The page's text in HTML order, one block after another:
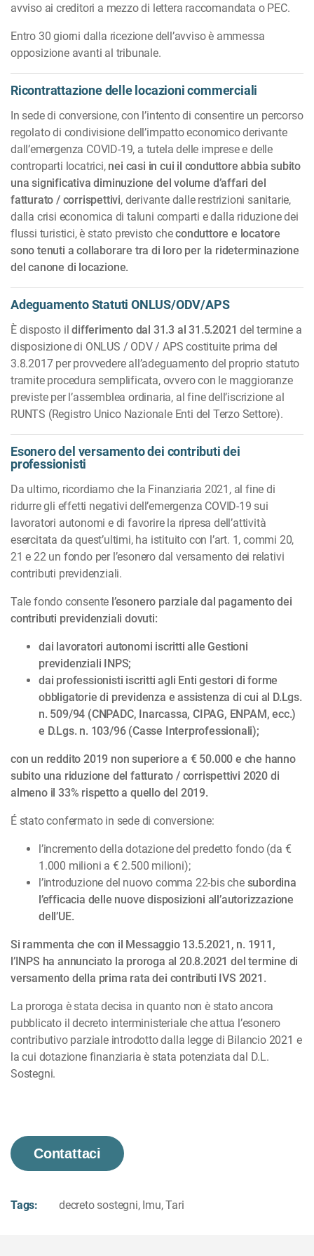
avviso ai creditori a mezzo di lettera raccomandata o PEC.
Entro 30 giorni dalla ricezione dell’avviso è ammessa
opposizione avanti al tribunale.
Ricontrattazione delle locazioni commerciali
In sede di conversione, con l’intento di consentire un percorso
regolato di condivisione dell’impatto economico derivante
dall’emergenza COVID-19, a tutela delle imprese e delle
controparti locatrici, nei casi in cui il conduttore abbia subito
una significativa diminuzione del volume d’affari del
fatturato / corrispettivi, derivante dalle restrizioni sanitarie,
dalla crisi economica di taluni comparti e dalla riduzione dei
flussi turistici, è stato previsto checonduttore e locatore
sono tenuti a collaborare tra di loro per la rideterminazione
del canone di locazione.
Adeguamento Statuti ONLUS/ODV/APS
È disposto ildifferimento dal 31.3 al 31.5.2021del termine a
disposizione di ONLUS / ODV / APS costituite prima del
3.8.2017 per provvedere all’adeguamento del proprio statuto
tramite procedura semplificata, ovvero con le maggioranze
previste per l’assemblea ordinaria, al fine dell’iscrizione al
RUNTS (Registro Unico Nazionale Enti del Terzo Settore).
Esonero del versamento dei contributi dei
professionisti
Da ultimo, ricordiamo che la Finanziaria 2021, al fine di
ridurre gli effetti negativi dell’emergenza COVID-19 sui
lavoratori autonomi e di favorire la ripresa dell’attività
esercitata da quest’ultimi, ha istituito con l’art. 1, commi 20,
21 e 22 un fondo per l’esonero dal versamento dei relativi
contributi previdenziali.
Tale fondo consente l’esonero parziale dal pagamento dei
contributi previdenziali dovuti:
dai lavoratori autonomi iscritti alle Gestioni
previdenziali INPS;
dai professionisti iscritti agli Enti gestori di forme
obbligatorie di previdenza e assistenza di cui al D.Lgs.
n. 509/94 (CNPADC, Inarcassa, CIPAG, ENPAM, ecc.)
e D.Lgs. n. 103/96 (Casse Interprofessionali);
con un reddito 2019 non superiore a € 50.000 e che hanno
subito una riduzione del fatturato / corrispettivi 2020 di
almeno il 33% rispetto a quello del 2019.
É stato confermato in sede di conversione:
l’incremento della dotazione del predetto fondo (da €
1.000 milioni a € 2.500 milioni);
l’introduzione del nuovo comma 22-bis che subordina
l’efficacia delle nuove disposizioni all’autorizzazione
dell’UE.
Si rammenta che con il Messaggio 13.5.2021, n. 1911,
l’INPS ha annunciato la proroga al 20.8.2021 del termine di
versamento della prima rata dei contributi IVS 2021.
La proroga è stata decisa in quanto non è stato ancora
pubblicato il decreto interministeriale che attua l’esonero
contributivo parziale introdotto dalla legge di Bilancio 2021 e
la cui dotazione finanziaria è stata potenziata dal D.L.
Sostegni.
Contattaci
Tags: decreto sostegni, Imu,Tari